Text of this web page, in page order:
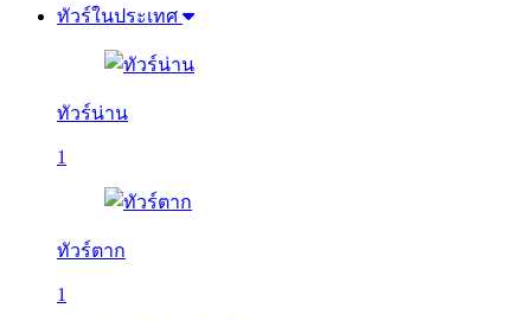
ทัวร์ในประเทศ
ทัวร์น่าน
1
ทัวร์ตาก
1